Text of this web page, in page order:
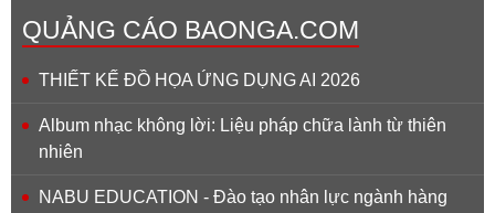
QUẢNG CÁO BAONGA.COM
THIẾT KẾ ĐỒ HỌA ỨNG DỤNG AI 2026
Album nhạc không lời: Liệu pháp chữa lành từ thiên
nhiên
NABU EDUCATION - Đào tạo nhân lực ngành hàng